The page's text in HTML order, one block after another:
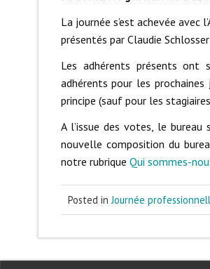
La journée s’est achevée avec
présentés par Claudie
Les adhérents présents ont
adhérents pour les
principe (sauf pour les
A l’issue des votes, le
nouvelle composition du
notre rubrique Qui sommes-
Posted inJournée